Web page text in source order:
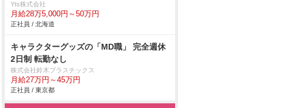
Yts株式会社
月給28万5,000円～50万円
正社員 / 北海道
キャラクターグッズの「MD職」 完全週休
2日制 転勤なし
株式会社鈴木プラスチックス
月給27万円～45万円
正社員 / 東京都